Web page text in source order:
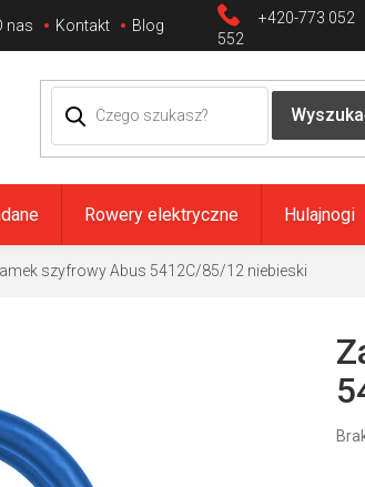
+420-773 052
552
nas Kontakt Blog
Rowery elektryczne Hulajnogi
szyfrowy Abus 5412C/85/12 niebieski